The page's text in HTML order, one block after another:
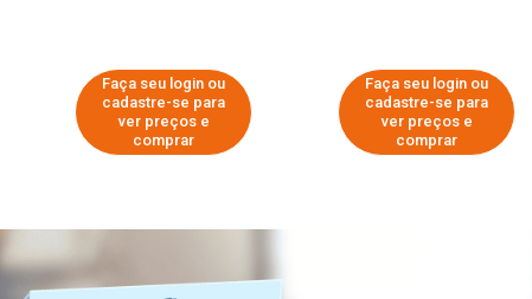
Faça seu login ou
cadastre-se para
ver preços e
comprar
Faça seu login ou
cadastre-se para
ver preços e
comprar